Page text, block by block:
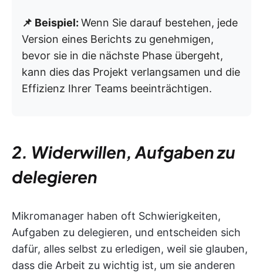
📌 Beispiel: Wenn Sie darauf bestehen, jede
Version eines Berichts zu genehmigen,
bevor sie in die nächste Phase übergeht,
kann dies das Projekt verlangsamen und die
Effizienz Ihrer Teams beeinträchtigen.
2. Widerwillen, Aufgaben zu
delegieren
Mikromanager haben oft Schwierigkeiten,
Aufgaben zu delegieren, und entscheiden sich
dafür, alles selbst zu erledigen, weil sie glauben,
dass die Arbeit zu wichtig ist, um sie anderen